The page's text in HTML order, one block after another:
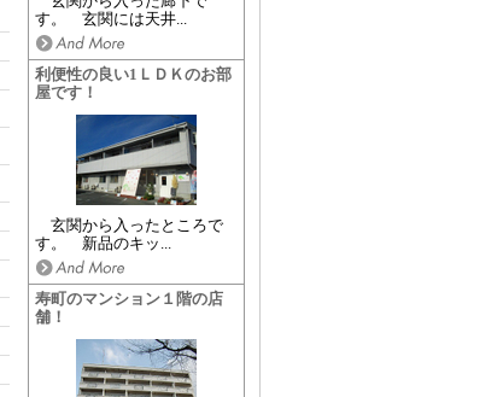
す。 玄関には天井...
利便性の良い1ＬＤＫのお部
屋です！
玄関から入ったところで
す。 新品のキッ...
寿町のマンション１階の店
舗！